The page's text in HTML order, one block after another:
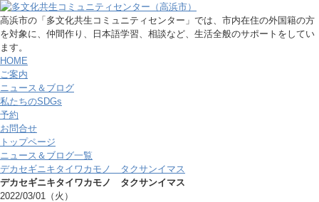
高浜市の「多文化共生コミュニティセンター」では、市内在住の外国籍の方
を対象に、仲間作り、日本語学習、相談など、生活全般のサポートをしてい
ます。
HOME
ご案内
ニュース＆ブログ
私たちのSDGs
予約
お問合せ
トップページ
ニュース＆ブログ一覧
デカセギニキタイワカモノ タクサンイマス
デカセギニキタイワカモノ タクサンイマス
2022/03/01（火）